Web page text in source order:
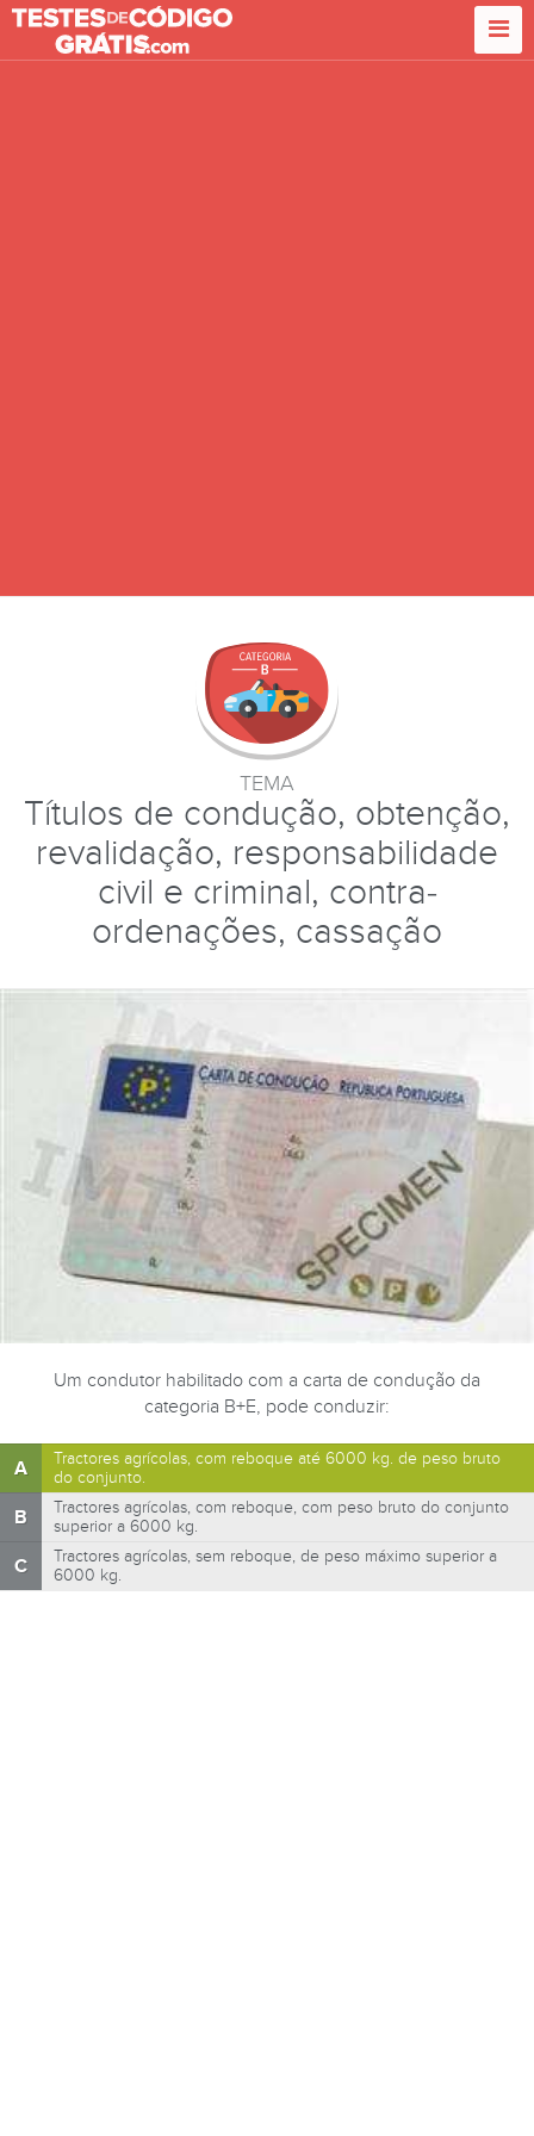
TEMA
Títulos de condução, obtenção,
revalidação, responsabilidade
civil e criminal, contra-
ordenações, cassação
Um condutor habilitado com a carta de condução da
categoria B+E, pode conduzir:
A
Tractores agrícolas, com reboque até 6000 kg. de peso bruto
do conjunto.
B
Tractores agrícolas, com reboque, com peso bruto do conjunto
superior a 6000 kg.
C
Tractores agrícolas, sem reboque, de peso máximo superior a
6000 kg.